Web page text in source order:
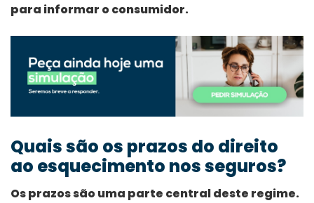
para informar o consumidor.
Quais são os prazos do direito
ao esquecimento nos seguros?
Os prazos são uma parte central deste regime.